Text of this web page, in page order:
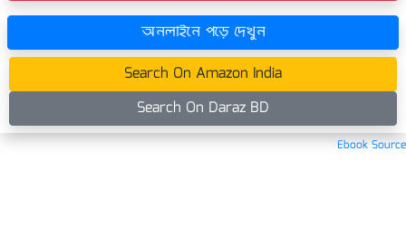
অনলাইনে পড়ে দেখুন
Search On Amazon India
Search On Daraz BD
Ebook Source